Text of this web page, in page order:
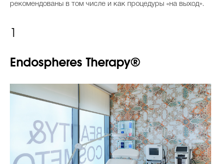
рекомендованы в том числе и как процедуры «на выход».
Endospheres Therapy®